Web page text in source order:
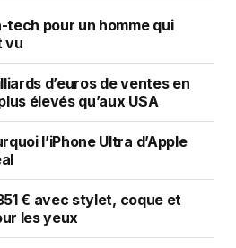
tech pour un homme qui
vu
d’euros de ventes en
élevés qu’aux USA
l’iPhone Ultra d’Apple
€ avec stylet, coque et
les yeux